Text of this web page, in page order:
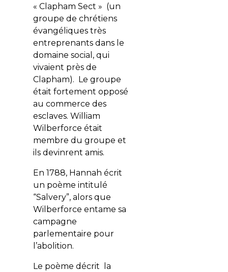
« Clapham Sect » (un
groupe de chrétiens
évangéliques très
entreprenants dans le
domaine social, qui
vivaient près de
Clapham). Le groupe
était fortement opposé
au commerce des
esclaves. William
Wilberforce était
membre du groupe et
ils devinrent amis.
En 1788, Hannah écrit
un poème intitulé
“Salvery”, alors que
Wilberforce entame sa
campagne
parlementaire pour
l’abolition.
Le poème décrit la